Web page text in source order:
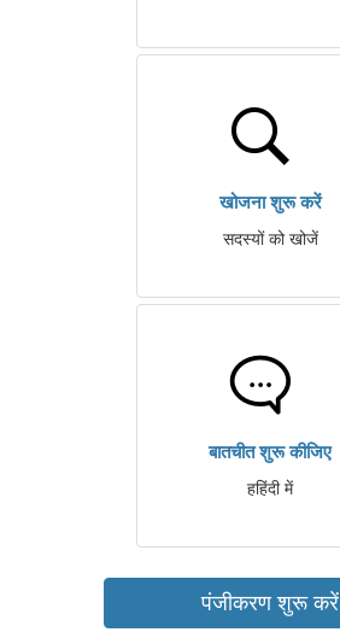
खोजना शुरू करें
सदस्यों को खोजें
बातचीत शुरू कीजिए
हहिंदी में
पंजीकरण शुरू करें